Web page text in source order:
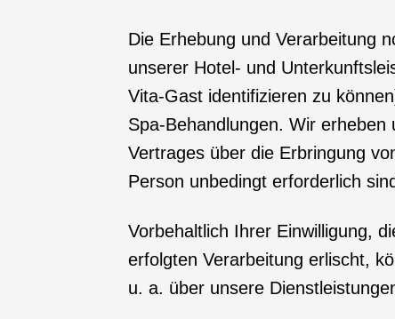
Die Erhebung und Verarbeitung
unserer Hotel- und
Vita-Gast identifizieren zu
Spa-Behandlungen. Wir
Vertrages über die Erbringung
Person unbedingt erforderlich
Vorbehaltlich Ihrer Einwilligung,
erfolgten Verarbeitung erlischt,
u. a. über unsere